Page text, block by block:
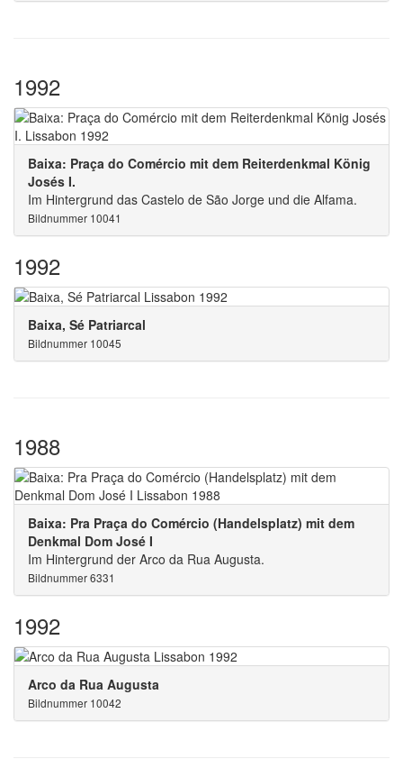
1992
Baixa: Praça do Comércio mit dem Reiterdenkmal König
Josés I.
Im Hintergrund das Castelo de São Jorge und die Alfama.
Bildnummer 10041
1992
Baixa, Sé Patriarcal
Bildnummer 10045
1988
Baixa: Pra Praça do Comércio (Handelsplatz) mit dem
Denkmal Dom José I
Im Hintergrund der Arco da Rua Augusta.
Bildnummer 6331
1992
Arco da Rua Augusta
Bildnummer 10042